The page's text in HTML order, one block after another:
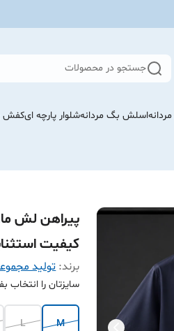
جستجو در محصولات
اسلش بگ مردانهشلوار پارچه ایکفش
پیراهن لش
کیفیت
برند: تولید
سایزتان را انتخاب
M
L